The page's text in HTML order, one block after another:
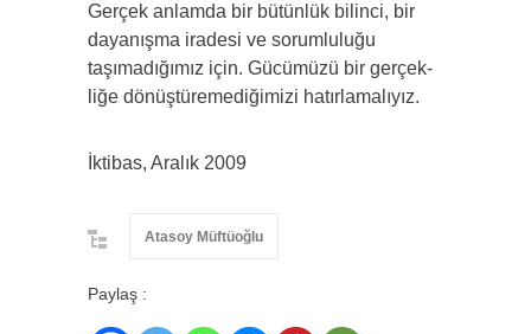
Gerçek anlamda bir bütünlük bilinci, bir
dayanışma iradesi ve sorumluluğu
taşımadığımız için. Gücümüzü bir gerçek­
liğe dönüştüremediğimizi hatırlamalıyız.
İktibas, Aralık 2009
Atasoy Müftüoğlu
Paylaş :